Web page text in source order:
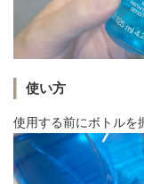
使い方
使用する前にボトルを